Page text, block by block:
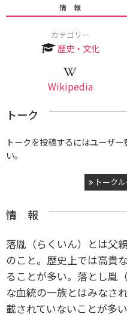
情 報
カテゴリー
歴史・文化
Wikipedia
トーク
トークを投稿するにはユーザ
い。
トークル
情 報
落胤（らくいん）とは父
のこと。歴史上では高貴
ることが多い。落とし胤
な血統の一族とはみなさ
載されていないことが多い